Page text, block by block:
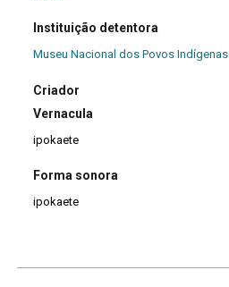
Instituição detentora
Museu Nacional dos Povos Indígenas
Criador
Vernacula
ipokaete
Forma sonora
ipokaete